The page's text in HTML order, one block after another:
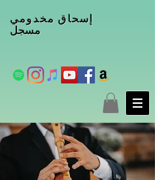
إسحاق مخدومي
مسجل